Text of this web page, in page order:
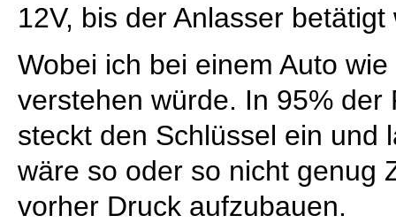
12V, bis der Anlasser
Wobei ich bei einem Auto
verstehen würde. In 95% der
steckt den Schlüssel ein und
wäre so oder so nicht genug
vorher Druck aufzubauen.